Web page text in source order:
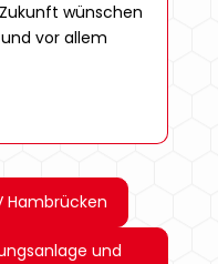
wünschen
vor allem
Hambrücken
und